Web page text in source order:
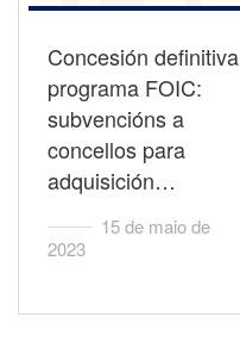
Concesión definitiva
programa FOIC:
subvencións a
concellos para
adquisición…
15 de maio de
2023